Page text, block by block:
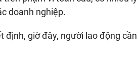
doanh nghiệp.
định, giờ đây, người lao động cần